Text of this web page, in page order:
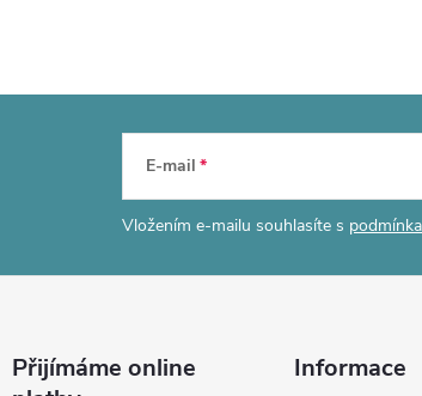
E-mail
Vložením e-mailu souhlasíte s
Přijímáme online
Informace